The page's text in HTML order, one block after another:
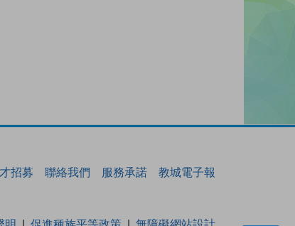
招募 聯絡我們 服務承諾 教城電子報